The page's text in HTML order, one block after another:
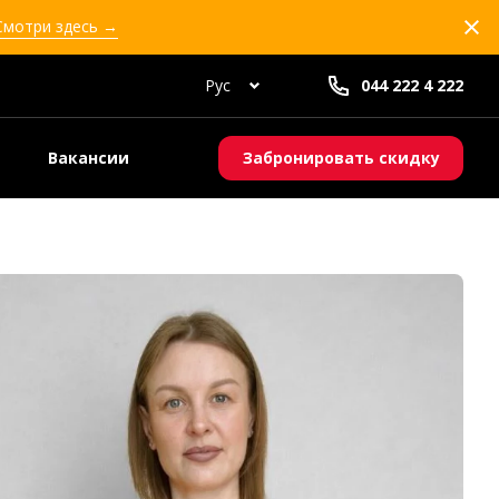
здесь →
Рус 044 222 4 222
Вакансии Забронировать скидку